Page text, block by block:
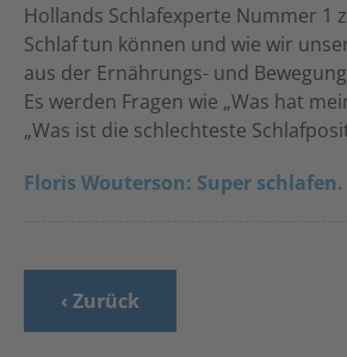
Hollands Schlafexperte Nummer 1
Schlaf tun können und wie wir
aus der Ernährungs- und
Es werden Fragen wie „Was hat
„Was ist die schlechteste
Floris Wouterson: Super schlafen.
‹ Zurück